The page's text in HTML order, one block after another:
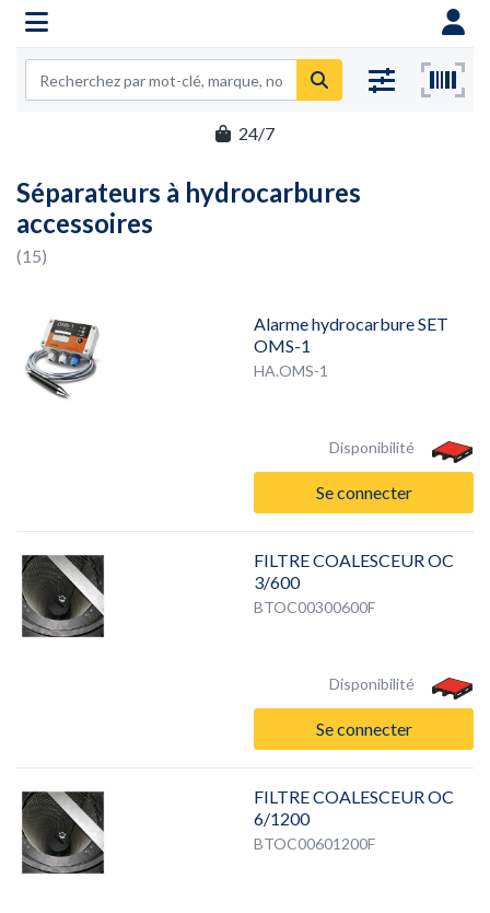
24/7
Séparateurs à hydrocarbures
accessoires
(15)
Alarme hydrocarbure SET
OMS-1
HA.OMS-1
Disponibilité
Se connecter
FILTRE COALESCEUR OC
3/600
BTOC00300600F
Disponibilité
Se connecter
FILTRE COALESCEUR OC
6/1200
BTOC00601200F